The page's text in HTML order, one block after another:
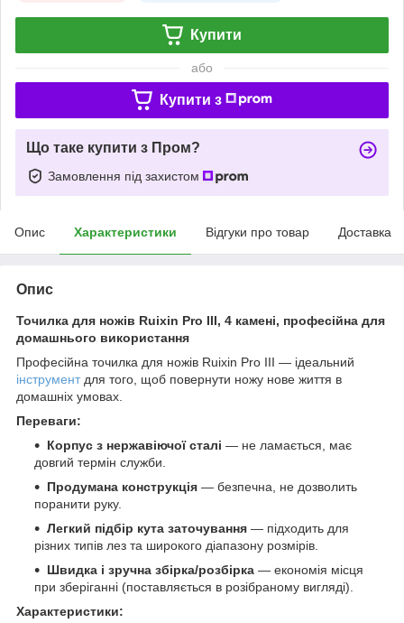
Купити
або
Купити з
Що таке купити з Пром?
Замовлення під захистом
Опис Характеристики Відгуки про товар Доставка
Опис
Точилка для ножів Ruixin Pro III, 4 камені, професійна для
домашнього використання
Професійна точилка для ножів Ruixin Pro III — ідеальний
інструментдля того, щоб повернути ножу нове життя в
домашніх умовах.
Переваги:
Корпус з нержавіючої сталі — не ламається, має
довгий термін служби.
Продумана конструкція — безпечна, не дозволить
поранити руку.
Легкий підбір кута заточування — підходить для
різних типів лез та широкого діапазону розмірів.
Швидка і зручна збірка/розбірка — економія місця
при зберіганні (поставляється в розібраному вигляді).
Характеристики: